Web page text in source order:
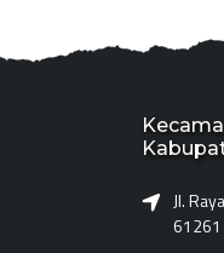
Jl.
61261